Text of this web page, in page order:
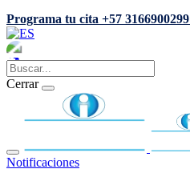
Programa tu cita +57 3166900299
Cerrar
Notificaciones